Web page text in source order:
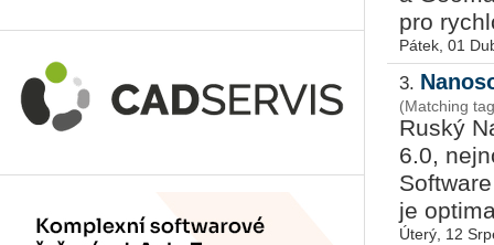
pro
Pátek, 01
3.
(Matching
Ruský
6.0,
je
Úterý, 12